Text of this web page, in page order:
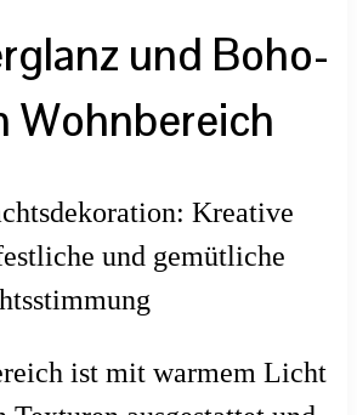
und Boho-
Wohnbereich
ist mit warmem Licht